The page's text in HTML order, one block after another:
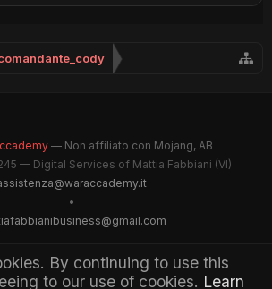
By continuing to use this
to our use of cookies. Learn
— Non affiliato con Mojang, AB
— Digital Services of Mattia Fabbiani (VI)
•
@GhostFabbyz
by WarAccademy Administrators